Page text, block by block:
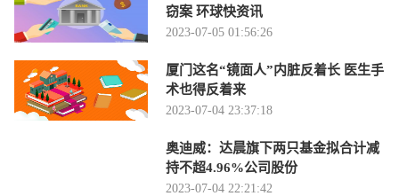
窃案 环球快资讯
2023-07-05 01:56:26
厦门这名“镜面人”内脏反着长 医生手
术也得反着来
2023-07-04 23:37:18
奥迪威：达晨旗下两只基金拟合计减
持不超4.96%公司股份
2023-07-04 22:21:42